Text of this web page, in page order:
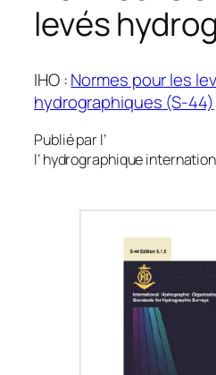
levés
IHO :Normes pour les
hydrographiques (S-44)
Publié par l’
l’ hydrographique